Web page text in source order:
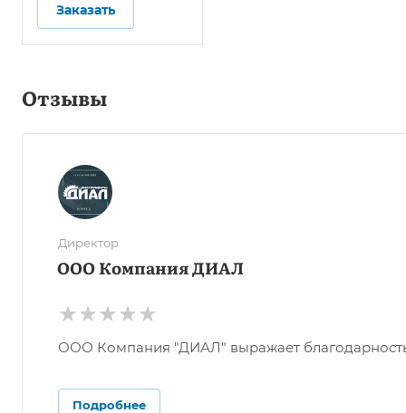
Заказать
Отзывы
Директор
ООО Компания ДИАЛ
ООО Компания "ДИАЛ" выражает
Подробнее